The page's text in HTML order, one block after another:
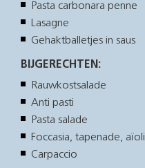
Pasta carbonara penne
Lasagne
Gehaktballetjes in saus
BIJGERECHTEN:
Rauwkostsalade
Anti pasti
Pasta salade
Foccasia, tapenade, aïoli
Carpaccio